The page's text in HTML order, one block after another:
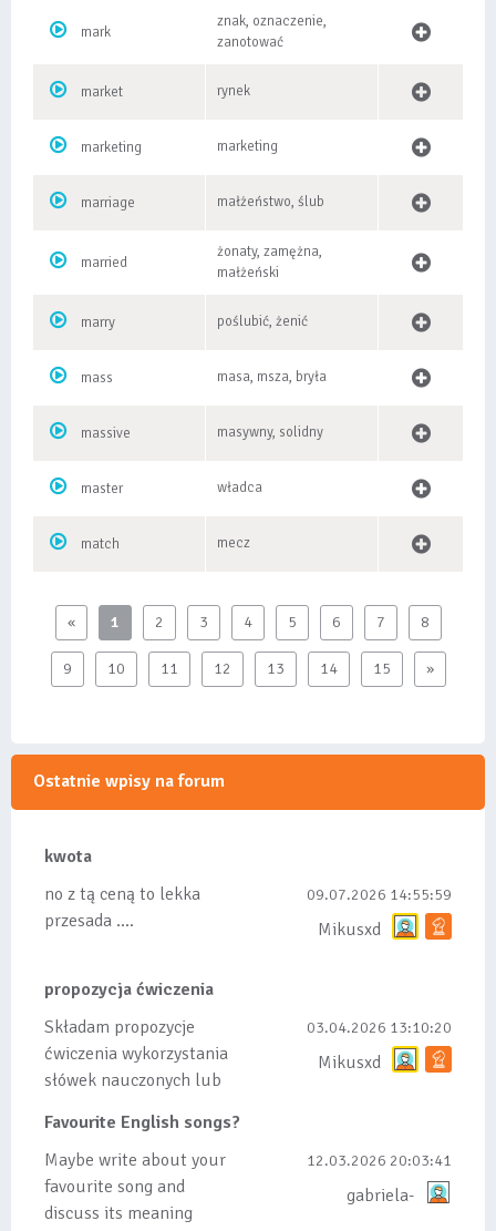
mark
znak, oznaczenie,
zanotować
market rynek
marketing marketing
marriage małżeństwo, ślub
married
żonaty, zamężna,
małżeński
marry poślubić, żenić
mass masa, msza, bryła
massive masywny, solidny
master władca
match mecz
« 1 2 3 4 5 6 7 8
9 10 11 12 13 14 15 »
Ostatnie wpisy na forum
kwota
no z tą ceną to lekka
przesada ....
09.07.2026 14:55:59
Mikusxd
propozycja ćwiczenia
Składam propozycje
ćwiczenia wykorzystania
słówek nauczonych lub
tez ze wszys...
03.04.2026 13:10:20
Mikusxd
Favourite English songs?
Maybe write about your
favourite song and
discuss its meaning
12.03.2026 20:03:41
gabriela-